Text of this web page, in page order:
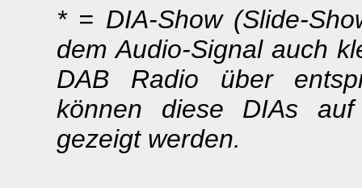
* = DIA-Show (Slide-
dem Audio-Signal auch
DAB Radio über
können diese DIAs
gezeigt werden.